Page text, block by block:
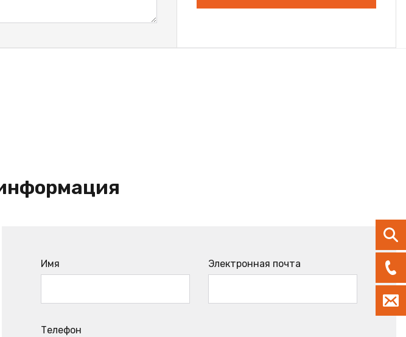
Имя Электронная почта
Телефон